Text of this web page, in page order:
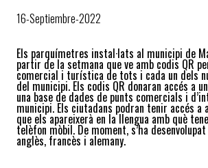
16-Septiembre-2022
Els parquímetres instal·lats al municipi de
partir de la setmana que ve amb codis QR
comercial i turística de tots i cada un dels
del municipi. Els codis QR donaran accés a
una base de dades de punts comercials i
municipi. Els ciutadans podran tenir accés a
que els apareixerà en la llengua amb què
telèfon mòbil. De moment, s’ha
anglès, francès i alemany.